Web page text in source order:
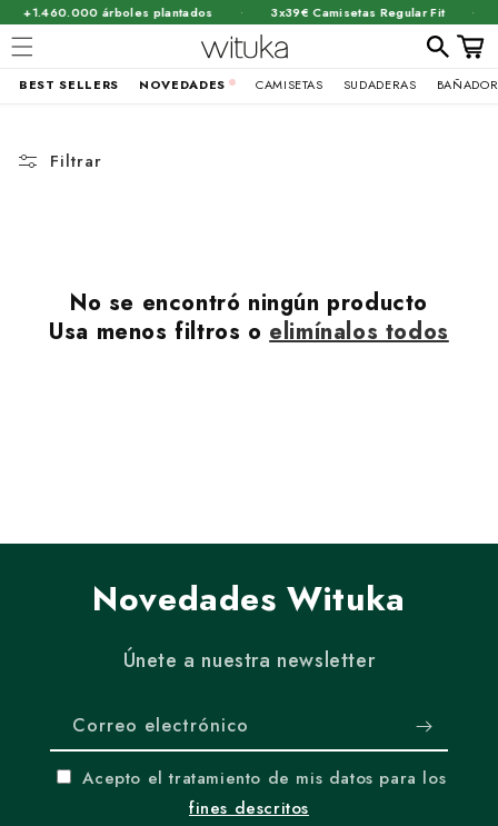
al contenido
+1.460.000 árboles plantados 3x39€ Camisetas Regular Fit
BEST SELLERS NOVEDADES CAMISETAS SUDADERAS
Filtrar
No se encontró ningún producto
Usa menos filtros oelimínalos todos
Novedades Wituka
Únete a nuestra newsletter
Correo electrónico
Acepto el tratamiento de mis datos para los
fines descritos